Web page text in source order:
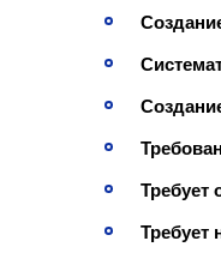
Требует
Требует